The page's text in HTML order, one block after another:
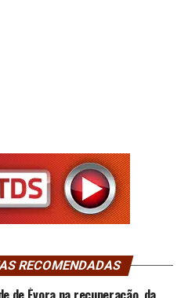
RECOMENDADAS